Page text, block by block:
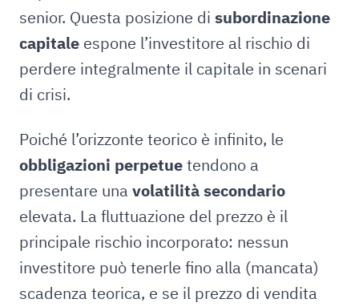
senior. Questa posizione di subordinazione
capitale espone l’investitore al rischio di
perdere integralmente il capitale in scenari
di crisi.
Poiché l’orizzonte teorico è infinito, le
obbligazioni perpetuetendono a
presentare una volatilità secondario
elevata. La fluttuazione del prezzo è il
principale rischio incorporato: nessun
investitore può tenerle fino alla (mancata)
scadenza teorica, e se il prezzo di vendita